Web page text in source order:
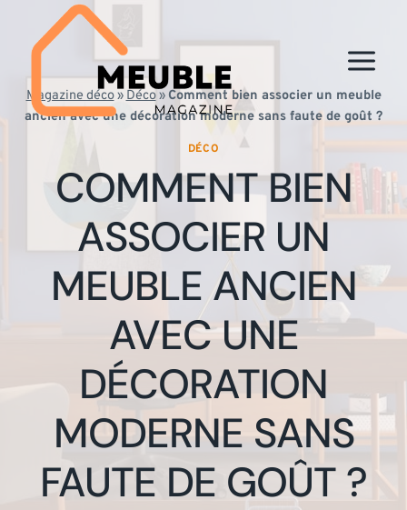
contenu
Magazine déco»Déco» Comment bien associer un meuble
ancien avec une décoration moderne sans faute de goût ?
DÉCO
COMMENT BIEN
ASSOCIER UN
MEUBLE ANCIEN
AVEC UNE
DÉCORATION
MODERNE SANS
FAUTE DE GOÛT ?